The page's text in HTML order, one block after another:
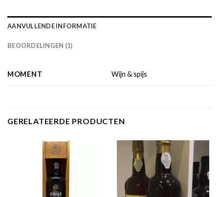
AANVULLENDE INFORMATIE
BEOORDELINGEN (1)
MOMENT Wijn & spijs
GERELATEERDE PRODUCTEN